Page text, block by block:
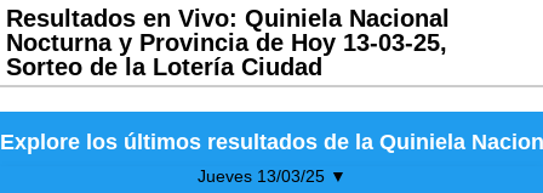
Resultados en Vivo: Quiniela Nacional
Nocturna y Provincia de Hoy 13-03-25,
Sorteo de la Lotería Ciudad
Explore los últimos resultados de la Quiniela
Jueves 13/03/25 ▼